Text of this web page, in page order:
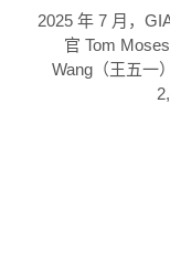
2025 年 7 月，
官 Tom
Wang（王五一